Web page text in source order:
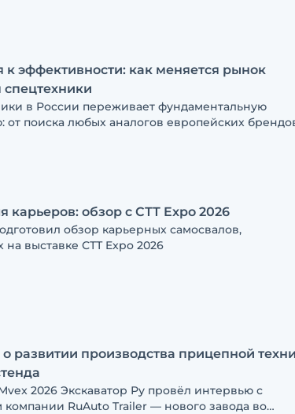
эффективности: как меняется рынок
спецтехники
в России переживает фундаментальную
поиска любых аналогов европейских
карьеров: обзор с СТТ Expo 2026
обзор карьерных самосвалов,
на выставке СТТ Expo 2026
развитии производства прицепной
2026 Экскаватор Ру провёл интервью с
компании RuAuto Trailer — нового завода во